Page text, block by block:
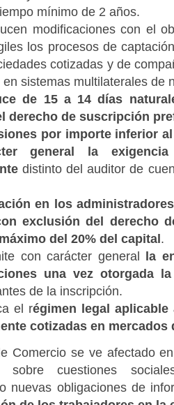
mínimo de 2 años.
modificaciones con el
los procesos de
cotizadas y de
en sistemas multilaterales de
de 15 a 14 días
derecho de suscripción
por importe inferior
general la
distinto del auditor de
en los
exclusión del derecho
del 20% del capital.
con carácter general la
una vez otorgada
de la inscripción.
el régimen legal
cotizadas en mercados
Comercio se ve afectado
sobre cuestiones
nuevas obligaciones de